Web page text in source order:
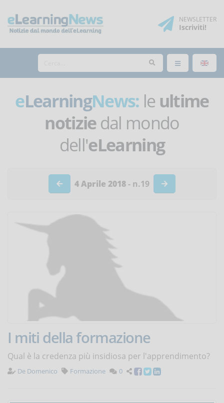
NEWSLETTER
Iscriviti!
eLearningNews: le ultime
notiziedal mondo
dell'eLearning
4 Aprile 2018 - n.19
I miti della formazione
Qual è la credenza più insidiosa per l'apprendimento?
De Domenico Formazione 0